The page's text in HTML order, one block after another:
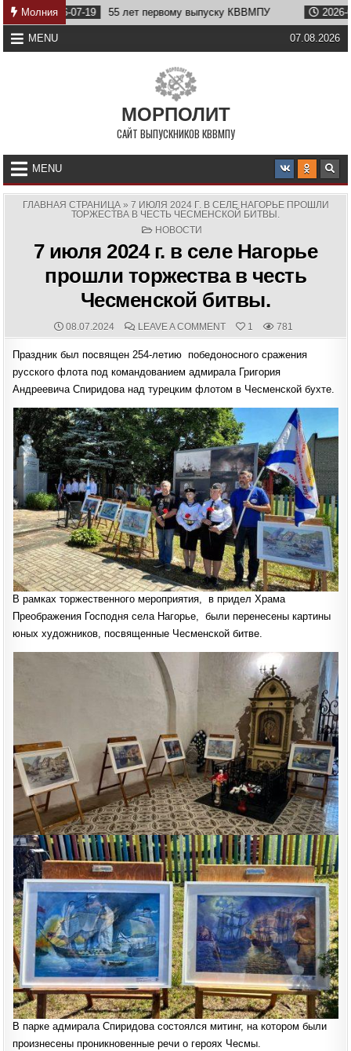
Skip
to
content
Молния
55 лет первому выпуску КВВМПУ 2026-07-07
MENU 07.08.2026
МОРПОЛИТ
САЙТ ВЫПУСКНИКОВ КВВМПУ
MENU
ГЛАВНАЯ СТРАНИЦА» 7 ИЮЛЯ 2024 Г. В СЕЛЕ НАГОРЬЕ ПРОШЛИ
ТОРЖЕСТВА В ЧЕСТЬ ЧЕСМЕНСКОЙ БИТВЫ.
POSTED
НОВОСТИ
7 июля 2024 г. в селе Нагорье
прошли торжества в честь
Чесменской битвы.
PUBLISHED
DATE:
08.07.2024 COMMENTS:
LEAVE A COMMENTON
7
2024
В
СЕЛЕ
НАГОРЬЕ
ТОРЖЕСТВА
В
ЧЕСТЬ
ЧЕСМЕНСКОЙ
БИТВЫ.
1 781
Праздник был посвящен 254-летию победоносного сражения
русского флота под командованием адмирала Григория
Андреевича Спиридова над турецким флотом в Чесменской бухте.
В рамках торжественного мероприятия, в придел Храма
Преображения Господня села Нагорье, были перенесены картины
юных художников, посвященные Чесменской битве.
В парке адмирала Спиридова состоялся митинг, на котором были
произнесены проникновенные речи о героях Чесмы.